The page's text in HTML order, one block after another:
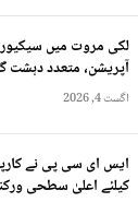
لکی مروت میں
آپریشن، متعدد دہشت
اگست 4, 2026
ایس ای سی پی نے
کیلئے اعلیٰ سطحی